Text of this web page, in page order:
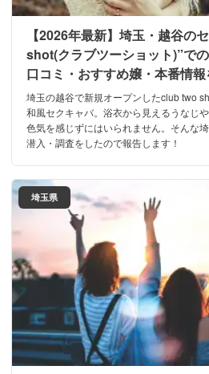
【2026年最新】埼玉・越谷の
shot(クラブツーショット)”で
口コミ・おすすめ嬢・本番情報
埼玉の越谷で新規オープンしたclub two
和風セクキャバ。浴衣から見えるうなじ
色気を感じずにはいられません。そんな
潜入・調査をしたので報告します！
埼玉県